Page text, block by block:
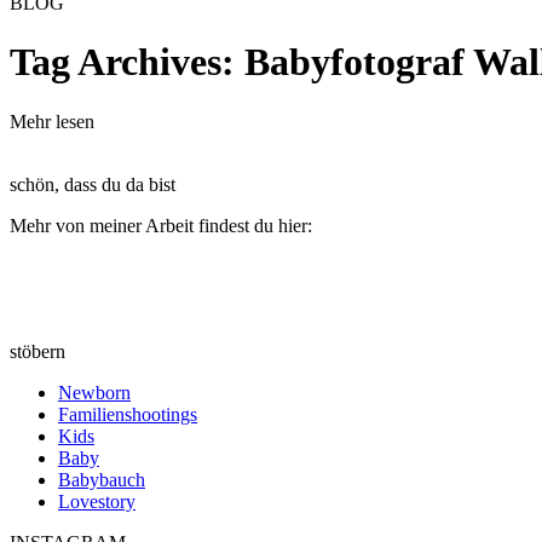
Tag Archives: Babyfotograf
Mehr lesen
schön, dass du da bist
Mehr von meiner Arbeit findest du hier:
stöbern
Newborn
Familienshootings
Kids
Baby
Babybauch
Lovestory